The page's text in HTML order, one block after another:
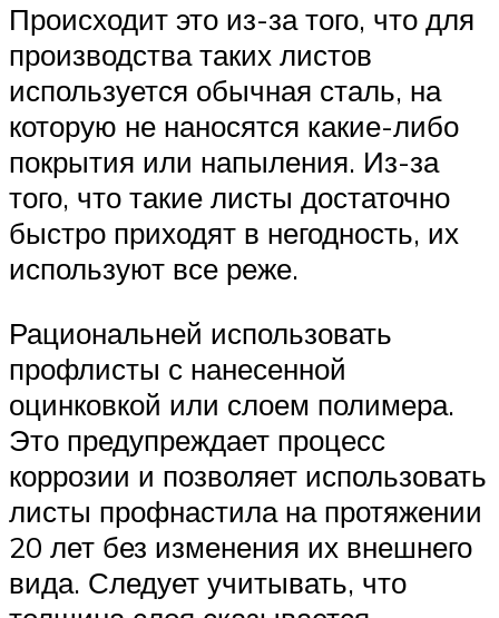
Происходит это из-за того, что для
производства таких листов
используется обычная сталь, на
которую не наносятся какие-либо
покрытия или напыления. Из-за
того, что такие листы достаточно
быстро приходят в негодность, их
используют все реже.
Рациональней использовать
профлисты с нанесенной
оцинковкой или слоем полимера.
Это предупреждает процесс
коррозии и позволяет использовать
листы профнастила на протяжении
20 лет без изменения их внешнего
вида. Следует учитывать, что